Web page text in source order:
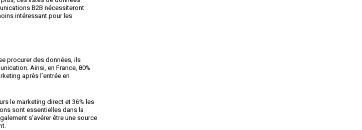
B2B nécessiteront
intéressant pour les
procurer des données, ils
Ainsi, en France, 80%
après l’entrée en
le marketing direct et 36% les
sont essentielles dans la
s'avérer être une source